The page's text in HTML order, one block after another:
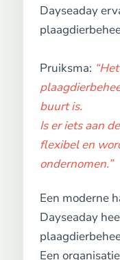
Dayseaday
Pruiksma:
buurt is.
Is er iets aan
flexibel en
ondernomen.”
Een moderne
Dayseaday
Een